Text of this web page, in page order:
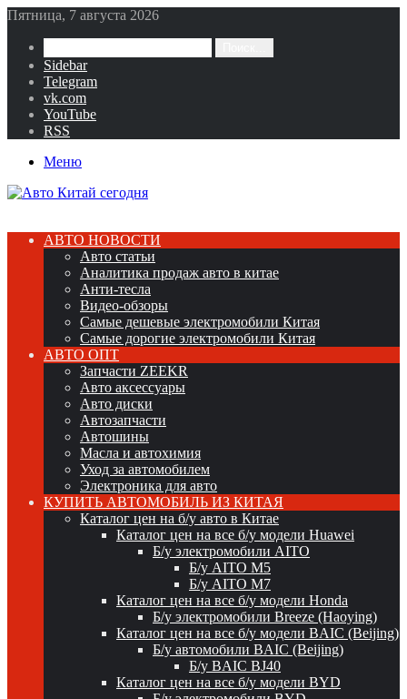
Пятница, 7 августа 2026
Sidebar
Telegram
vk.com
YouTube
RSS
Меню
АВТО НОВОСТИ
Авто статьи
Аналитика продаж авто в китае
Анти-тесла
Видео-обзоры
Самые дешевые электромобили Китая
Самые дорогие электромобили Китая
АВТО ОПТ
Запчасти ZEEKR
Авто аксессуары
Авто диски
Автозапчасти
Автошины
Масла и автохимия
Уход за автомобилем
Электроника для авто
КУПИТЬ АВТОМОБИЛЬ ИЗ КИТАЯ
Каталог цен на б/у авто в Китае
Каталог цен на все б/у модели Huawei
Б/у электромобили AITO
Б/у AITO M5
Б/у AITO M7
Каталог цен на все б/у модели Honda
Б/у электромобили Breeze (Haoying)
Каталог цен на все б/у модели BAIC (Beijing)
Б/у автомобили BAIC (Beijing)
Б/у BAIC BJ40
Каталог цен на все б/у модели BYD